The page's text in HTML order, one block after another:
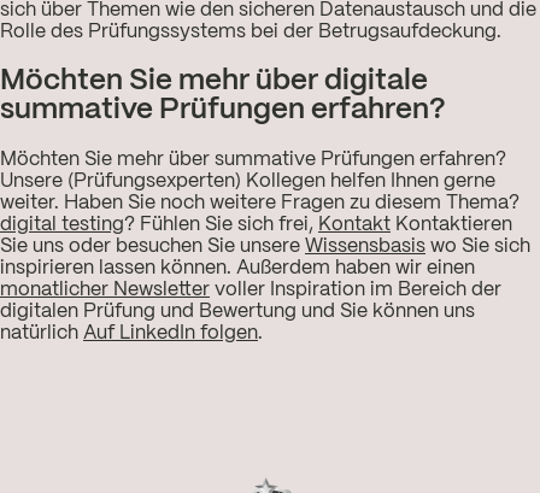
sich über Themen wie den sicheren Datenaustausch und die
Rolle des Prüfungssystems bei der Betrugsaufdeckung.
Möchten Sie mehr über digitale
summative Prüfungen erfahren?
Möchten Sie mehr über summative Prüfungen erfahren?
Unsere (Prüfungsexperten) Kollegen helfen Ihnen gerne
weiter. Haben Sie noch weitere Fragen zu diesem Thema?
digital testing? Fühlen Sie sich frei, Kontakt Kontaktieren
Sie uns oder besuchen Sie unsere Wissensbasis wo Sie sich
inspirieren lassen können. Außerdem haben wir einen
monatlicher Newsletter voller Inspiration im Bereich der
digitalen Prüfung und Bewertung und Sie können uns
natürlich Auf LinkedIn folgen.